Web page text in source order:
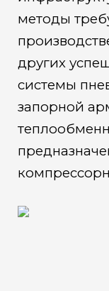
методы
других
системы
запорной